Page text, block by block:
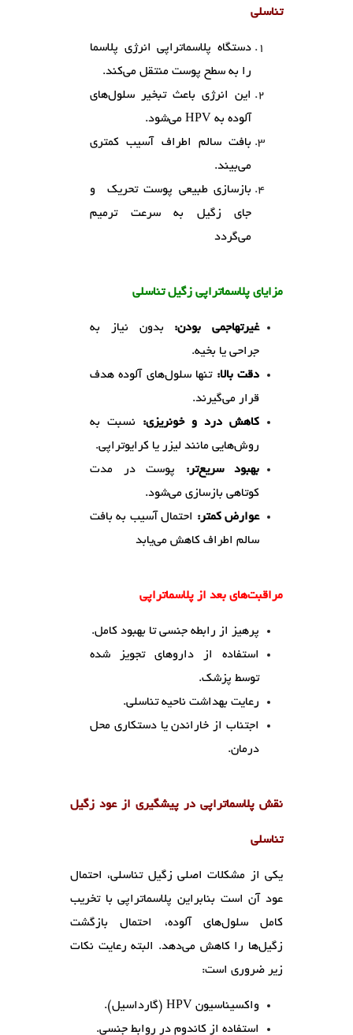
تناسلی
دستگاه پلاسماتراپی انرژی پلاسما
را به سطح پوست منتقل می‌کند.
این انرژی باعث تبخیر سلول‌های
آلوده به HPV می‌شود.
بافت سالم اطراف آسیب کمتری
می‌بیند.
بازسازی طبیعی پوست تحریک و
جای زگیل به سرعت ترمیم
می‌گردد
مزایای پلاسماتراپی زگیل تناسلی
غیرتهاجمی بودن: بدون نیاز به
جراحی یا بخیه.
دقت بالا: تنها سلول‌های آلوده هدف
قرار می‌گیرند.
کاهش درد و خونریزی: نسبت به
روش‌هایی مانند لیزر یا کرایوتراپی.
بهبود سریع‌تر: پوست در مدت
کوتاهی بازسازی می‌شود.
عوارض کمتر: احتمال آسیب به بافت
سالم اطراف کاهش می‌یابد
مراقبت‌های بعد از پلاسماتراپی
پرهیز از رابطه جنسی تا بهبود کامل.
استفاده از داروهای تجویز شده
توسط پزشک.
رعایت بهداشت ناحیه تناسلی.
اجتناب از خاراندن یا دستکاری محل
درمان.
نقش پلاسماتراپی در پیشگیری از عود زگیل
تناسلی
یکی از مشکلات اصلی زگیل تناسلی، احتمال
عود آن است بنابراین پلاسماتراپی با تخریب
کامل سلول‌های آلوده، احتمال بازگشت
زگیل‌ها را کاهش می‌دهد. البته رعایت نکات
زیر ضروری است:
واکسیناسیون HPV (گارداسیل).
استفاده از کاندوم در روابط جنسی.